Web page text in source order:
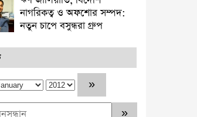
নাগরিকত্ব ও অফশোর সম্পদ:
নতুন চাপে বসুন্ধরা গ্রুপ